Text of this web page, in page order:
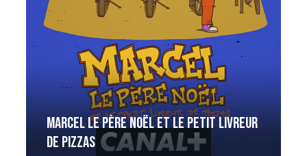
Marcel le Père Noël et le petit livreur
de pizzas